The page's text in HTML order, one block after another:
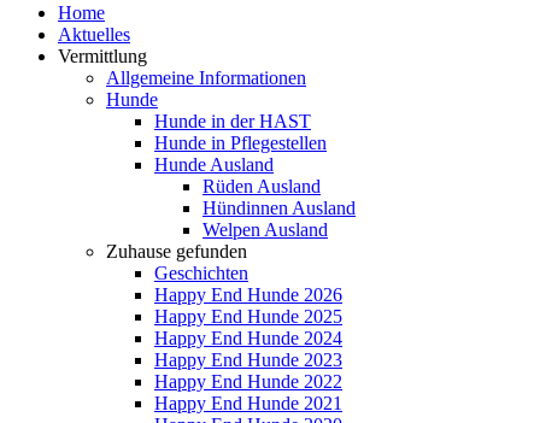
Home
Aktuelles
Vermittlung
Allgemeine Informationen
Hunde
Hunde in der HAST
Hunde in Pflegestellen
Hunde Ausland
Rüden Ausland
Hündinnen Ausland
Welpen Ausland
Zuhause gefunden
Geschichten
Happy End Hunde 2026
Happy End Hunde 2025
Happy End Hunde 2024
Happy End Hunde 2023
Happy End Hunde 2022
Happy End Hunde 2021